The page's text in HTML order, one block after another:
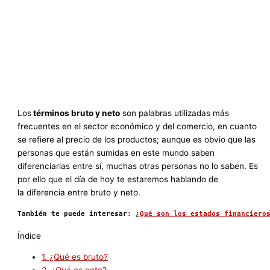
Lostérminos bruto y neto son palabras utilizadas más
frecuentes en el sector económico y del comercio, en cuanto
se refiere al precio de los productos; aunque es obvio que las
personas que están sumidas en este mundo saben
diferenciarlas entre sí, muchas otras personas no lo saben. Es
por ello que el día de hoy te estaremos hablando de
la diferencia entre bruto y neto.
También te puede interesar: ¿Qué son los estados
Índice
1. ¿Qué es bruto?